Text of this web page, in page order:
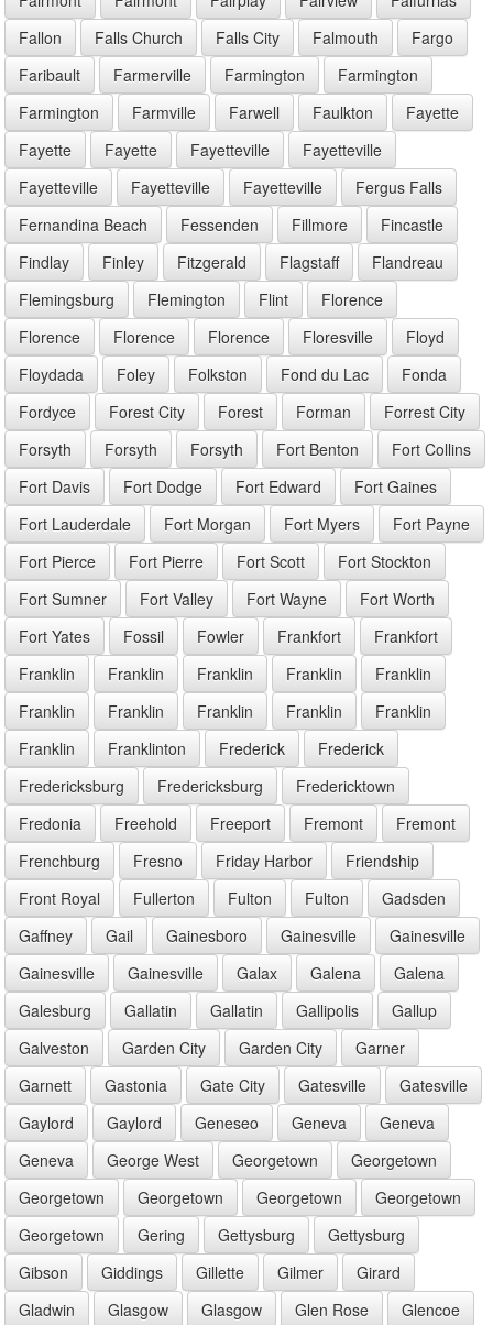
Fallon
Falls Church Falls City Falmouth
Fargo
Faribault
Farmerville Farmington
Farmington
Farmington
Farmville Farwell Faulkton
Fayette
Fayette
Fayette Fayetteville
Fayetteville
Fayetteville
Fayetteville Fayetteville
Fergus Falls
Fernandina Beach
Fessenden Fillmore
Fincastle
Findlay
Finley Fitzgerald Flagstaff
Flandreau
Flemingsburg
Flemington Flint
Florence
Florence
Florence Florence Floresville
Floyd
Floydada
Foley Folkston Fond du Lac
Fonda
Fordyce
Forest City Forest Forman
Forrest City
Forsyth
Forsyth Forsyth Fort Benton
Fort Collins
Fort Davis
Fort Dodge Fort Edward
Fort Gaines
Fort Lauderdale
Fort Morgan Fort Myers
Fort Payne
Fort Pierce
Fort Pierre Fort Scott
Fort Stockton
Fort Sumner
Fort Valley Fort Wayne
Fort Worth
Fort Yates
Fossil Fowler Frankfort
Frankfort
Franklin
Franklin Franklin Franklin
Franklin
Franklin
Franklin Franklin Franklin
Franklin
Franklin
Franklinton Frederick
Frederick
Fredericksburg
Fredericksburg
Fredericktown
Fredonia
Freehold Freeport Fremont
Fremont
Frenchburg
Fresno Friday Harbor
Friendship
Front Royal
Fullerton Fulton Fulton
Gadsden
Gaffney
Gail Gainesboro Gainesville
Gainesville
Gainesville
Gainesville Galax Galena
Galena
Galesburg
Gallatin Gallatin Gallipolis
Gallup
Galveston
Garden City Garden City
Garner
Garnett
Gastonia Gate City Gatesville
Gatesville
Gaylord
Gaylord Geneseo Geneva
Geneva
Geneva
George West Georgetown
Georgetown
Georgetown
Georgetown Georgetown
Georgetown
Georgetown
Gering Gettysburg
Gettysburg
Gibson
Giddings Gillette Gilmer
Girard
Gladwin
Glasgow Glasgow Glen Rose
Glencoe